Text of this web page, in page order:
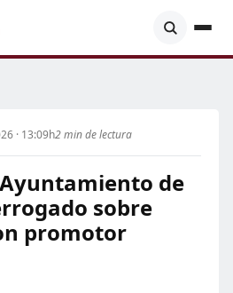
· 13:09h2 min de lectura
Ayuntamiento de
sobre
promotor